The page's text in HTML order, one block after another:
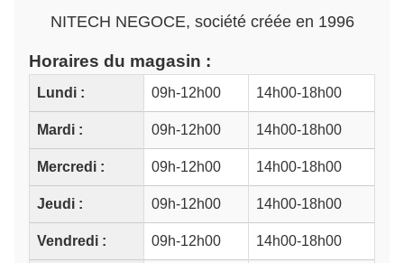
NITECH NEGOCE, société créée en 1996
Horaires du magasin :
Lundi : 09h-12h00 14h00-18h00
Mardi : 09h-12h00 14h00-18h00
Mercredi : 09h-12h00 14h00-18h00
Jeudi : 09h-12h00 14h00-18h00
Vendredi : 09h-12h00 14h00-18h00